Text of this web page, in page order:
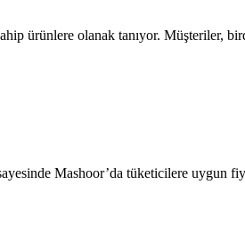
ürünlere olanak tanıyor. Müşteriler,
Mashoor’da tüketicilere uygun